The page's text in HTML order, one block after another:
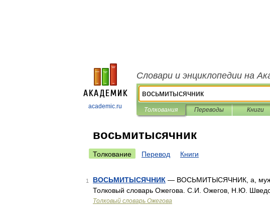
academic.ru
Словари и энциклопедии на
Толкования Переводы Книги
восьмитысячник
Толкование Перевод Книги
1 ВОСЬМИТЫСЯЧНИК — ВОСЬМИТЫСЯЧНИК, а, муж.
Толковый словарь Ожегова. С.И. Ожегов, Н.Ю.
Толковый словарь Ожегова